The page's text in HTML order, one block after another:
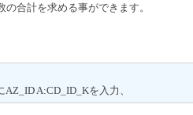
合計を求める事ができます。
A:CD_ID_Kを入力、